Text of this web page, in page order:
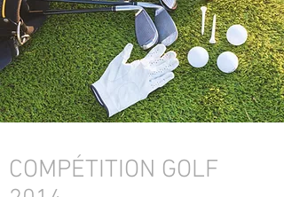
COMPÉTITION GOLF